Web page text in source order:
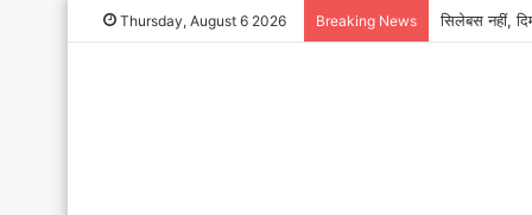
Thursday, August 6 2026 Breaking News